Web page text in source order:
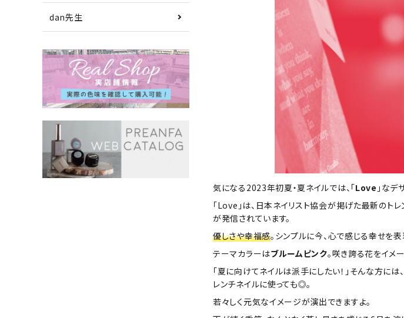
気になる2023年初夏・夏ネイルでは、「Love 」なデ
「Love」は、日本ネイリスト協会が掲げた最新の
が発信されています。
優しさや幸福感。シンプルに今、心で感じる幸せを表
テーマカラーはブルームピンク。咲き誇る花をイメ
「夏に向けてネイルは派手にしたい！」そんな方に
レンチネイルに使っても◎。
若々しく元気なイメージが演出できますよ。
dan先生